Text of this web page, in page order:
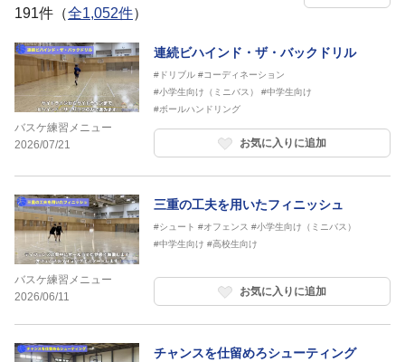
191件（全1,052件）
バスケ練習メニュー
2026/07/21
連続ビハインド・ザ・バックドリル
#ドリブル #コーディネーション
#小学生向け（ミニバス）
#中学生向け
#ボールハンドリング
お気に入りに追加
バスケ練習メニュー
2026/06/11
三重の工夫を用いたフィニッシュ
#シュート #オフェンス #小学生向け（ミニバス）
#中学生向け #高校生向け
お気に入りに追加
チャンスを仕留めろシューティング